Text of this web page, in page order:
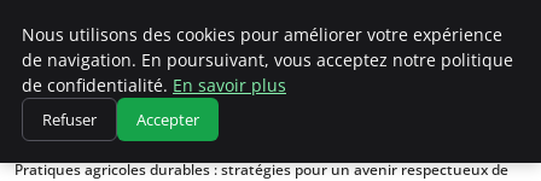
Climatedebtagents
Accueil
Conservation de l'environnement
Pratiques agricoles durables : stratégies pour un avenir respectueux de
Nous utilisons des cookies pour améliorer votre expérience
de navigation. En poursuivant, vous acceptez notre politique
de confidentialité. En savoir plus
Refuser Accepter